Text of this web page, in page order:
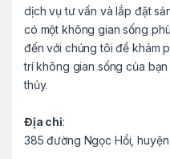
dịch vụ tư vấn và lắp đặt
có một không gian sống
đến với chúng tôi để khám
trí không gian sống của
thủy.
Địa chỉ:
385 đường Ngọc Hồi,